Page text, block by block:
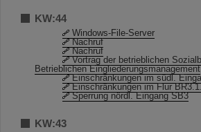
KW:44
Windows-File-Server
Nachruf
Nachruf
Vortrag der betrieblichen
Betrieblichen Eingliederungsmanagement
Einschränkungen im südl.
Einschränkungen im Flur
Sperrung nördl. Eingang SB3
KW:43